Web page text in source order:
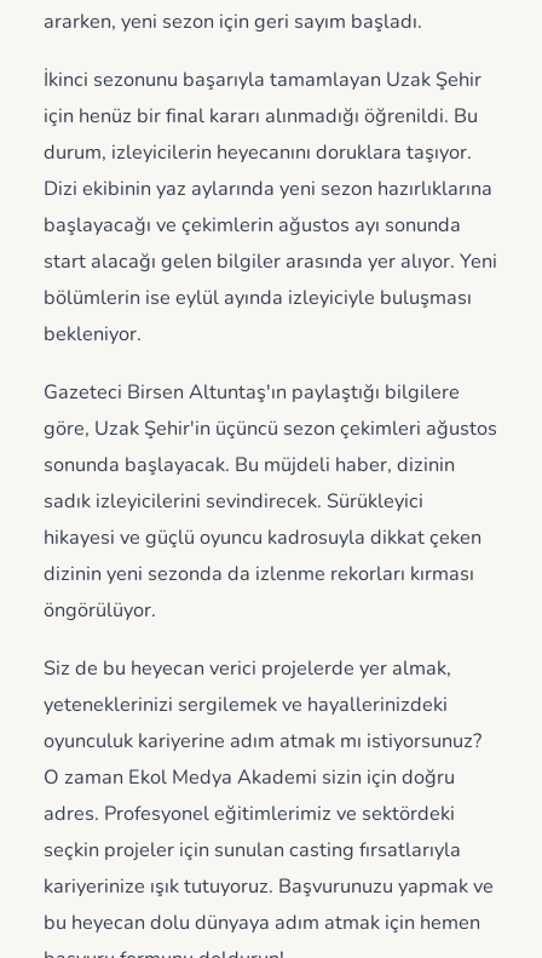
ararken, yeni sezon için geri sayım başladı.
İkinci sezonunu başarıyla tamamlayan Uzak Şehir
için henüz bir final kararı alınmadığı öğrenildi. Bu
durum, izleyicilerin heyecanını doruklara taşıyor.
Dizi ekibinin yaz aylarında yeni sezon hazırlıklarına
başlayacağı ve çekimlerin ağustos ayı sonunda
start alacağı gelen bilgiler arasında yer alıyor. Yeni
bölümlerin ise eylül ayında izleyiciyle buluşması
bekleniyor.
Gazeteci Birsen Altuntaş'ın paylaştığı bilgilere
göre, Uzak Şehir'in üçüncü sezon çekimleri ağustos
sonunda başlayacak. Bu müjdeli haber, dizinin
sadık izleyicilerini sevindirecek. Sürükleyici
hikayesi ve güçlü oyuncu kadrosuyla dikkat çeken
dizinin yeni sezonda da izlenme rekorları kırması
öngörülüyor.
Siz de bu heyecan verici projelerde yer almak,
yeteneklerinizi sergilemek ve hayallerinizdeki
oyunculuk kariyerine adım atmak mı istiyorsunuz?
O zaman Ekol Medya Akademi sizin için doğru
adres. Profesyonel eğitimlerimiz ve sektördeki
seçkin projeler için sunulan casting fırsatlarıyla
kariyerinize ışık tutuyoruz. Başvurunuzu yapmak ve
bu heyecan dolu dünyaya adım atmak için hemen